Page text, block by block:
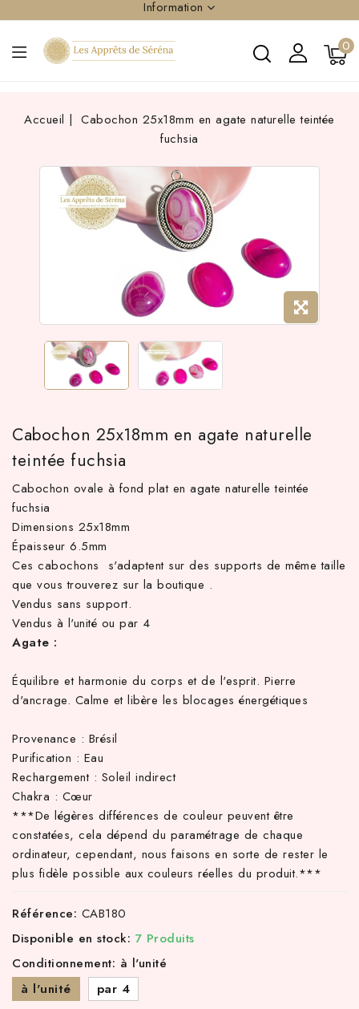
Information
0
d'achat hors frais de port en France métropolitaine ! À
Accueil
Cabochon 25x18mm en agate naturelle teintée
fuchsia
Cabochon 25x18mm en agate naturelle
teintée fuchsia
Cabochon ovale à fond plat en agate naturelle teintée
fuchsia
Dimensions 25x18mm
Épaisseur 6.5mm
Ces cabochons s'adaptent sur des supports de même taille
que vous trouverez sur la boutique .
Vendus sans support.
Vendus à l'unité ou par 4
Agate :
Équilibre et harmonie du corps et de l'esprit. Pierre
d'ancrage. Calme et libère les blocages énergétiques
Provenance : Brésil
Purification : Eau
Rechargement : Soleil indirect
Chakra : Cœur
***De légères différences de couleur peuvent être
constatées, cela dépend du paramétrage de chaque
ordinateur, cependant, nous faisons en sorte de rester le
plus fidèle possible aux couleurs réelles du produit.***
Référence: CAB180
Disponible en stock: 7 Produits
Conditionnement: à l'unité
à l'unité
par 4